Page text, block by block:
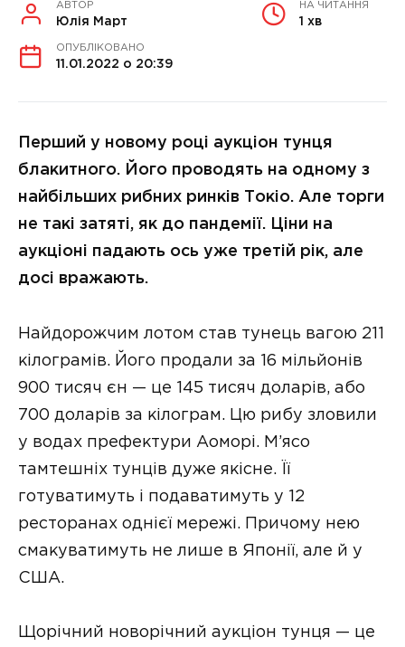
АВТОР
Юлія Март
НА ЧИТАННЯ
1 хв
ОПУБЛІКОВАНО
11.01.2022 о 20:39
Перший у новому році аукціон тунця
блакитного. Його проводять на одному з
найбільших рибних ринків Токіо. Але торги
не такі затяті, як до пандемії. Ціни на
аукціоні падають ось уже третій рік, але
досі вражають.
Найдорожчим лотом став тунець вагою 211
кілограмів. Його продали за 16 мільйонів
900 тисяч єн — це 145 тисяч доларів, або
700 доларів за кілограм. Цю рибу зловили
у водах префектури Аоморі. М’ясо
тамтешніх тунців дуже якісне. Її
готуватимуть і подаватимуть у 12
ресторанах однієї мережі. Причому нею
смакуватимуть не лише в Японії, але й у
США.
Щорічний новорічний аукціон тунця — це